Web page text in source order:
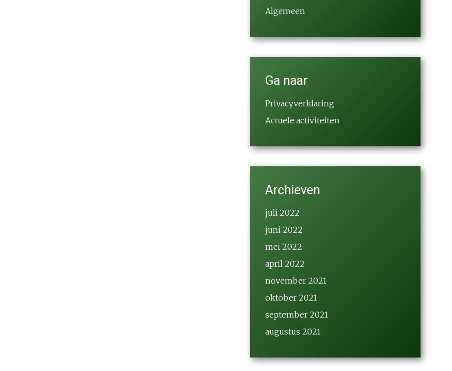
Algemeen
Ga naar
Privacyverklaring
Actuele activiteiten
Archieven
juli 2022
juni 2022
mei 2022
april 2022
november 2021
oktober 2021
september 2021
augustus 2021